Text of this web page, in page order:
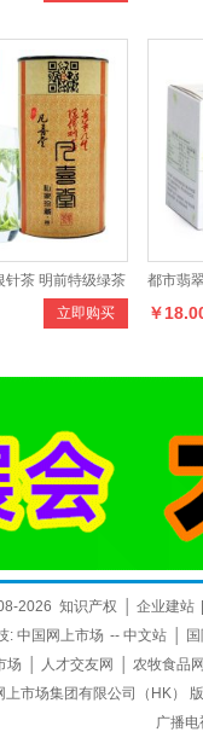
针茶 明前特级绿茶
叶 立即购买
都市翡
刮油 清
￥
2026 知识产权 企业建站
: 中国网上市场 -- 中文站
场
人才交友网
农牧食品
上市场集团有限公司（HK）
广播